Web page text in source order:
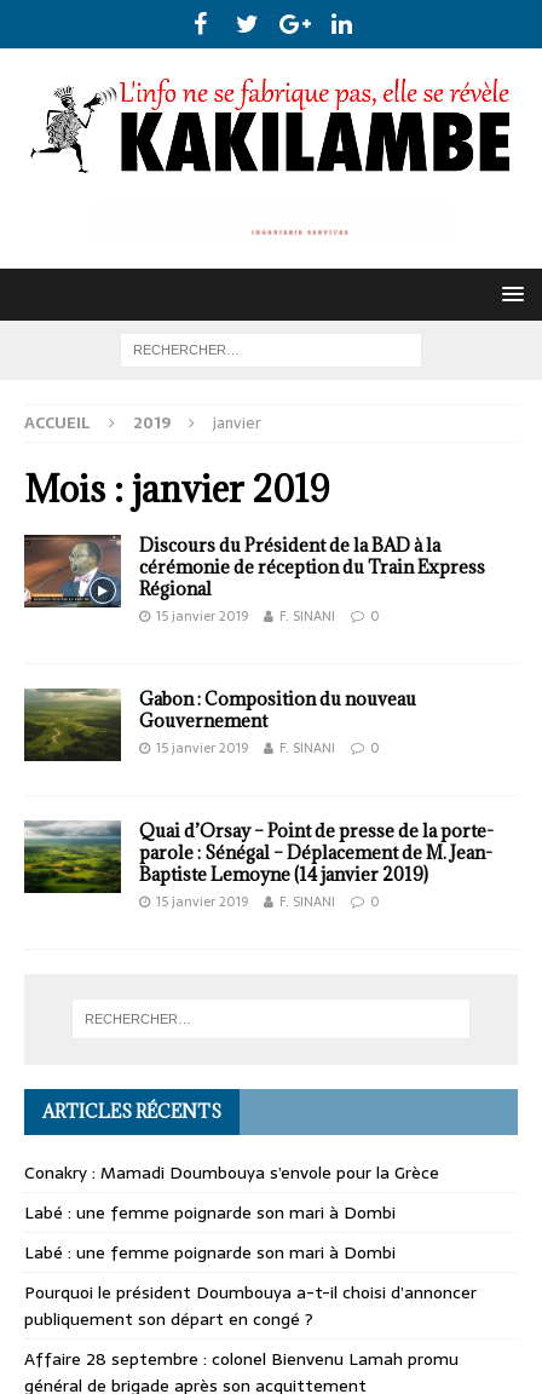
ACCUEIL 2019 janvier
Mois :janvier 2019
Discours du Président de la BAD à la
cérémonie de réception du Train Express
Régional
15 janvier 2019 F. SINANI 0
Gabon : Composition du nouveau
Gouvernement
15 janvier 2019 F. SINANI 0
Quai d’Orsay – Point de presse de la porte-
parole : Sénégal – Déplacement de M. Jean-
Baptiste Lemoyne (14 janvier 2019)
15 janvier 2019 F. SINANI 0
ARTICLES RÉCENTS
Conakry : Mamadi Doumbouya s’envole pour la Grèce
Labé : une femme poignarde son mari à Dombi
Labé : une femme poignarde son mari à Dombi
Pourquoi le président Doumbouya a-t-il choisi d’annoncer
publiquement son départ en congé ?
Affaire 28 septembre : colonel Bienvenu Lamah promu
général de brigade après son acquittement